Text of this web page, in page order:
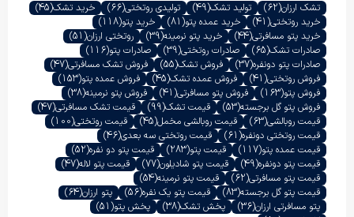
تشک ارزان(62) تولید تشک(49) تولیدی روتختی(66) خرید تشک(45)
خرید روتختی(41) خرید عمده پتو(81) خرید پتو(118)
خرید پتو مسافرتی(44) خرید پتو نرمینه(39) روتختی ارزان(51)
صادرات تشک(65) صادرات روتختی(39) صادرات پتو(116)
صادرات پتو دونفره(37) فروش تشک(55) فروش تشک مسافرتی(47)
فروش روتختی(41) فروش عمده تشک(45) فروش عمده پتو(153)
فروش پتو(163) فروش پتو مسافرتی(41) فروش پتو نرمینه(38)
فروش پتو گل برجسته(53) قیمت تشک(99) قیمت تشک مسافرتی(47)
قیمت روبالشی(63) قیمت روبالشی مخمل(45) قیمت روتختی(100)
قیمت روتختی دونفره(61) قیمت روتختی سه بعدی(46)
قیمت عمده پتو(117) قیمت پتو(283) قیمت پتو دو نفره(52)
قیمت پتو دونفره(49) قیمت پتو شادیلون(77) قیمت پتو لاله(47)
قیمت پتو مسافرتی(62) قیمت پتو نرمینه(54)
قیمت پتو گل برجسته(83) قیمت پتو یک نفره(56) پتو ارزان(64)
پتو مسافرتی ارزان(36) پخش تشک(38) پخش پتو(51)